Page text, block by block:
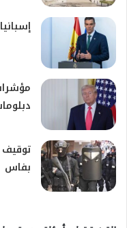
بفاس